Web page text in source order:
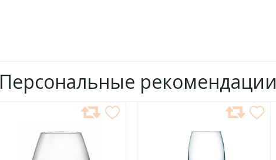
Персональные рекомендации
ИЗБРАННОЕ
ИЗБРАННОЕ